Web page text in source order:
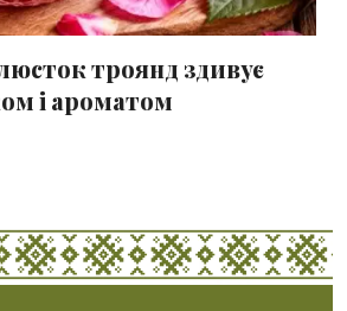
троянд здивує
і ароматом